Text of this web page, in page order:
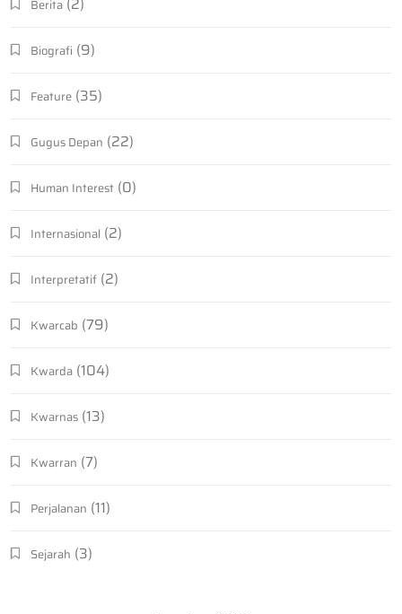
Berita
Biografi (9)
Feature (35)
Gugus Depan (22)
Human Interest (0)
Internasional (2)
Interpretatif (2)
Kwarcab (79)
Kwarda (104)
Kwarnas (13)
Kwarran (7)
Perjalanan (11)
Sejarah (3)